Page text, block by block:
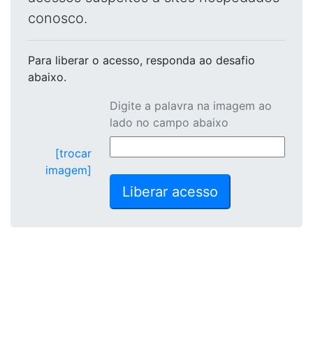
conosco.
Para liberar o acesso, responda ao desafio
abaixo.
[trocar
imagem]
Digite a palavra na imagem ao
lado no campo abaixo